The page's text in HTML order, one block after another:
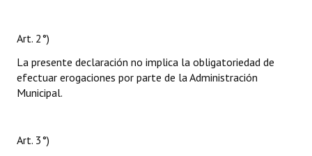
Art. 2°)
La presente declaración no implica la obligatoriedad de
efectuar erogaciones por parte de la Administración
Municipal.
Art. 3°)